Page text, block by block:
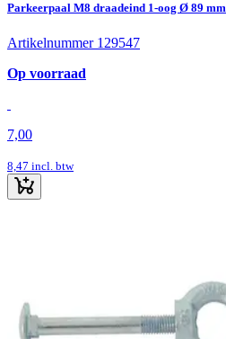
Parkeerpaal M8 draadeind 1-oog Ø 89 mm
Artikelnummer 129547
Op voorraad
7,00
8,47 incl. btw